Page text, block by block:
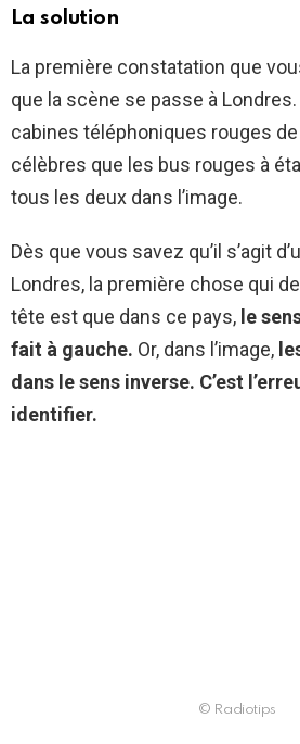
La solution
La première constatation que
que la scène se passe à
cabines téléphoniques rouges
célèbres que les bus rouges à
tous les deux dans l’image.
Dès que vous savez qu’il s’agit
Londres, la première chose qui
tête est que dans ce pays, le
fait à gauche. Or, dans l’image,
dans le sens inverse. C’est
identifier.
© Radiotips